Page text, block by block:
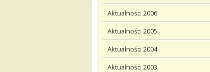
Aktualności 2006
Aktualności 2005
Aktualności 2004
Aktualności 2003